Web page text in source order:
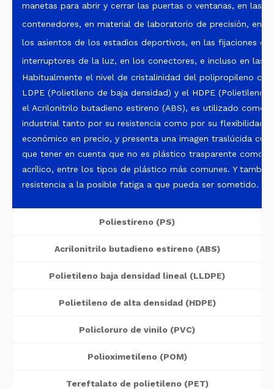
manetas para abrir y cerrar las puertas o ventanas, en las
contenedores, en material de laboratorio de precisión, en
los asientos de los estadios deportivos, en las fijaciones
interruptores de la luz, en los conectores, e incluso en las
Habitualmente el nivel de cristalinidad del polipropileno
LDPE (Polietileno de baja densidad) y el HDPE (Polietileno
el Acrilonitrilo butadieno estireno (ABS), es utilizado como
industrial tanto por su resistencia como por su flexibilidad.
económico en precio, y presenta una imagen traslúcida
que tener en cuenta que no es plástico trasparente como
acrílico, entre los tipos de plástico más comunes. Y
resistencia a la posible fatiga a que pueda ser sometido.
Poliestireno (PS)
Acrilonitrilo butadieno estireno (ABS)
Polietileno baja densidad lineal (LLDPE)
Polietileno de alta densidad (HDPE)
Policloruro de vinilo (PVC)
Polioximetileno (POM)
Tereftalato de polietileno (PET)